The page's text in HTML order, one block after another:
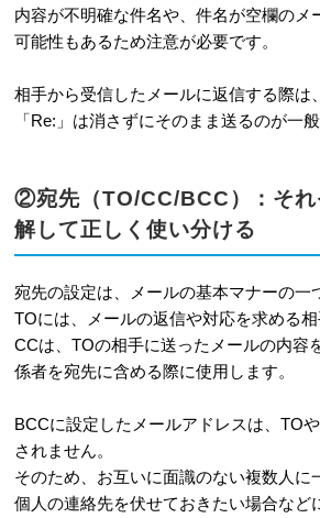
3-2 適切なタイミングで改
けを行う
3-3 相手が返信しやすい
締めくくる
ェックリスト
5 メールの書き方に関する
5-1
メールを送るのに最適
りますか？
5-2 メールの返信はどのく
内に行うべきですか？
5-3 「各位」と「御中」の
分けを教えてください。
内容が不明確な件名や、件名が空欄のメ
可能性もあるため注意が必要です。
相手から受信したメールに返信する際は
「Re:」は消さずにそのまま送るのが一般
②宛先（TO/CC/BCC）：それ
解して正しく使い分ける
宛先の設定は、メールの基本マナーの一
TOには、メールの返信や対応を求める相
CCは、TOの相手に送ったメールの内容
係者を宛先に含める際に使用します。
BCCに設定したメールアドレスは、TO
されません。
そのため、お互いに面識のない複数人に
個人の連絡先を伏せておきたい場合など